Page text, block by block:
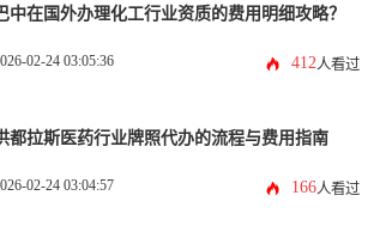
中在国外办理化工行业资质的费用明细攻略？
02-24 03:05:36 412人看过
都拉斯医药行业牌照代办的流程与费用指南
02-24 03:04:57 166人看过